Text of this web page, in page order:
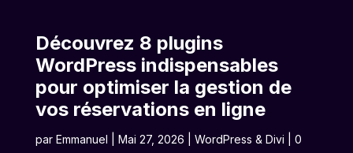
Découvrez 8 plugins
WordPress indispensables
pour optimiser la gestion de
vos réservations en ligne
par Emmanuel Mai 27, 2026 WordPress & Divi
0